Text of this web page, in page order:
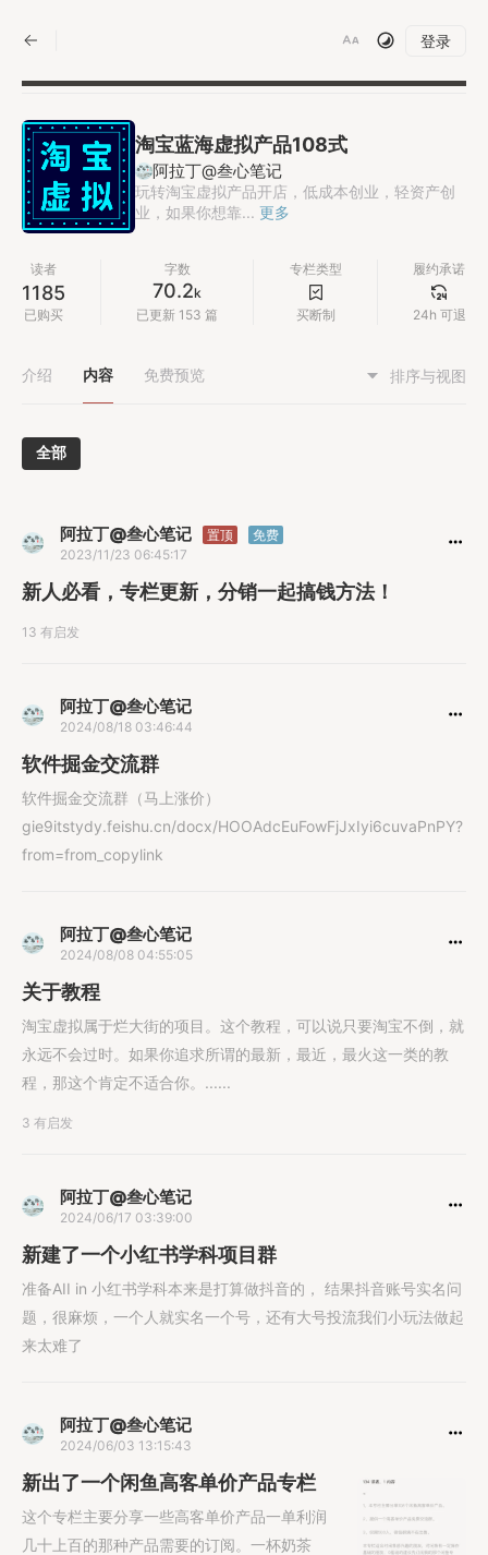
登录
淘宝蓝海虚拟产品108式
阿拉丁@叁心笔记
玩转淘宝虚拟产品开店，低成本创业，轻资产创
业，如果你想靠... 更多
读者
1185
已购买
字数
70.2k
已更新 153 篇
专栏类型
买断制
履约承诺
24h 可退
介绍 内容 免费预览 排序与视图
全部
阿拉丁@叁心笔记 置顶
免费
2023/11/23 06:45:17
新人必看，专栏更新，分销一起搞钱方法！
13 有启发
阿拉丁@叁心笔记
2024/08/18 03:46:44
软件掘金交流群
软件掘金交流群（马上涨价）
gie9itstydy.feishu.cn/docx/HOOAdcEuFowFjJxIyi6cuvaPnPY?
from=from_copylink
阿拉丁@叁心笔记
2024/08/08 04:55:05
关于教程
淘宝虚拟属于烂大街的项目。这个教程，可以说只要淘宝不倒，就
永远不会过时。如果你追求所谓的最新，最近，最火这一类的教
程，那这个肯定不适合你。......
3 有启发
阿拉丁@叁心笔记
2024/06/17 03:39:00
新建了一个小红书学科项目群
准备AII in 小红书学科本来是打算做抖音的， 结果抖音账号实名问
题，很麻烦，一个人就实名一个号，还有大号投流我们小玩法做起
来太难了
阿拉丁@叁心笔记
2024/06/03 13:15:43
新出了一个闲鱼高客单价产品专栏
这个专栏主要分享一些高客单价产品一单利润
几十上百的那种产品需要的订阅。一杯奶茶